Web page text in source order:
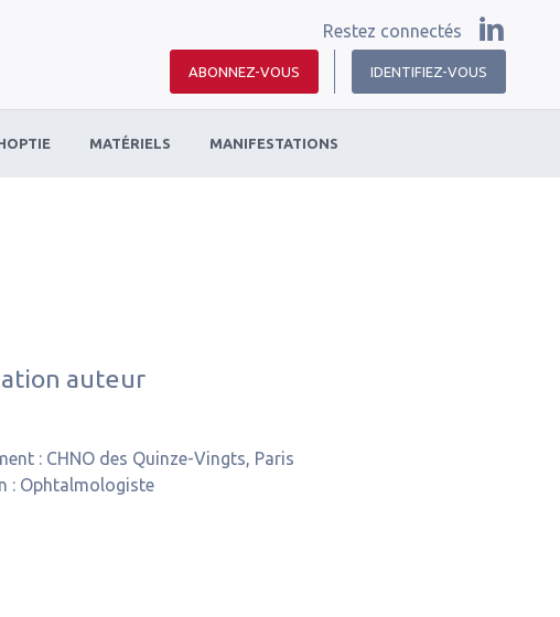
Restez connectés
ABONNEZ-VOUS IDENTIFIEZ-VOUS
MATÉRIELS MANIFESTATIONS
auteur
:CHNO des Quinze-Vingts, Paris
:Ophtalmologiste